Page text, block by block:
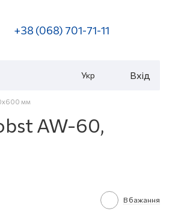
+38 (068) 701-71-11
Укр Вхід
мм
AW-60,
В бажання